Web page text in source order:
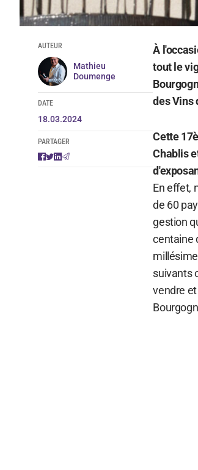
AUTEUR
Mathieu
Doumenge
DATE
18.03.2024
PARTAGER
À
tout le
des Vins
Cette
Chablis
En effet,
de 60
gestion
centaine
suivants
vendre